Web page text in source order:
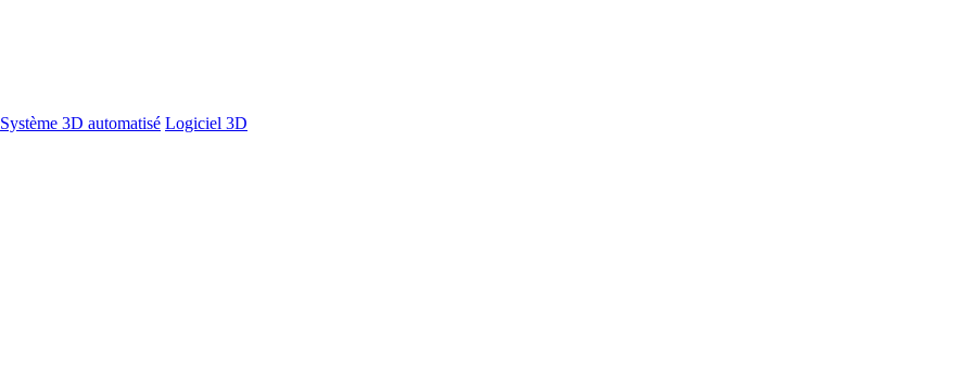
Système 3D automatisé Logiciel 3D